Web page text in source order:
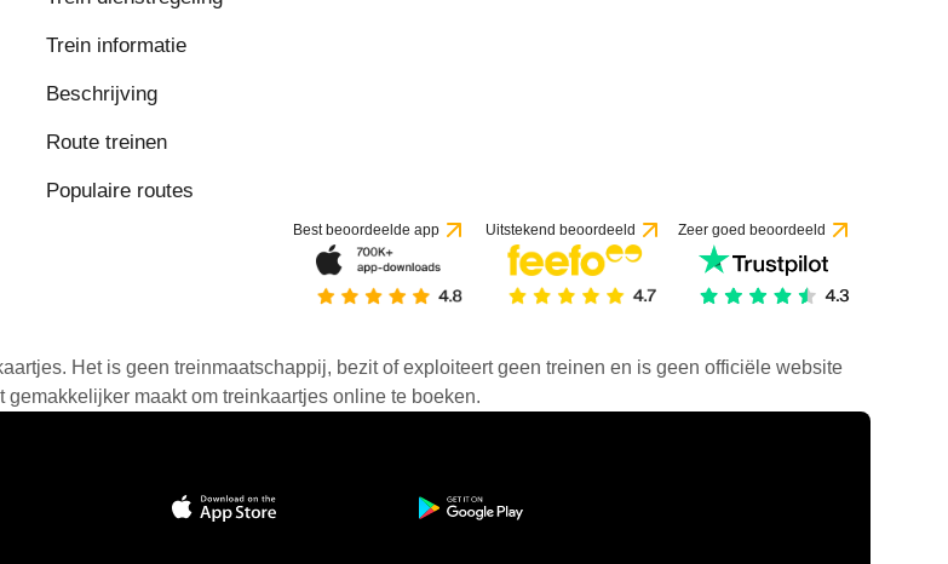
Trein informatie
Beschrijving
Route treinen
Populaire routes
Best beoordeelde app Uitstekend beoordeeld Zeer goed beoordeeld
Het is geen treinmaatschappij, bezit of exploiteert geen treinen en is geen officiële website
maakt om treinkaartjes online te boeken.